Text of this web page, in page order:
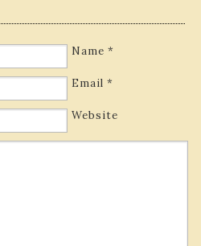
Name *
Email *
Website